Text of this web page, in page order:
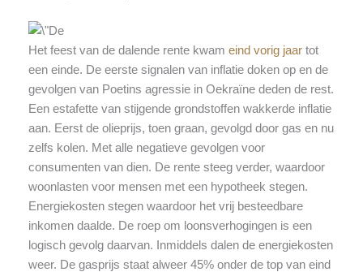
Het feest van de dalende rente kwam eind vorig jaartot
een einde. De eerste signalen van inflatie doken op en de
gevolgen van Poetins agressie in Oekraïne deden de rest.
Een estafette van stijgende grondstoffen wakkerde inflatie
aan. Eerst de olieprijs, toen graan, gevolgd door gas en nu
zelfs kolen. Met alle negatieve gevolgen voor
consumenten van dien. De rente steeg verder, waardoor
woonlasten voor mensen met een hypotheek stegen.
Energiekosten stegen waardoor het vrij besteedbare
inkomen daalde. De roep om loonsverhogingen is een
logisch gevolg daarvan. Inmiddels dalen de energiekosten
weer. De gasprijs staat alweer 45% onder de top van eind